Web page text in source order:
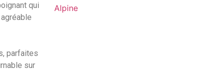
qui
parfaites
sur